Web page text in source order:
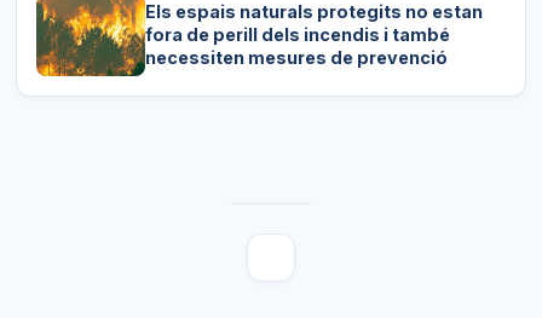
Els espais naturals protegits no estan
fora de perill dels incendis i també
necessiten mesures de prevenció